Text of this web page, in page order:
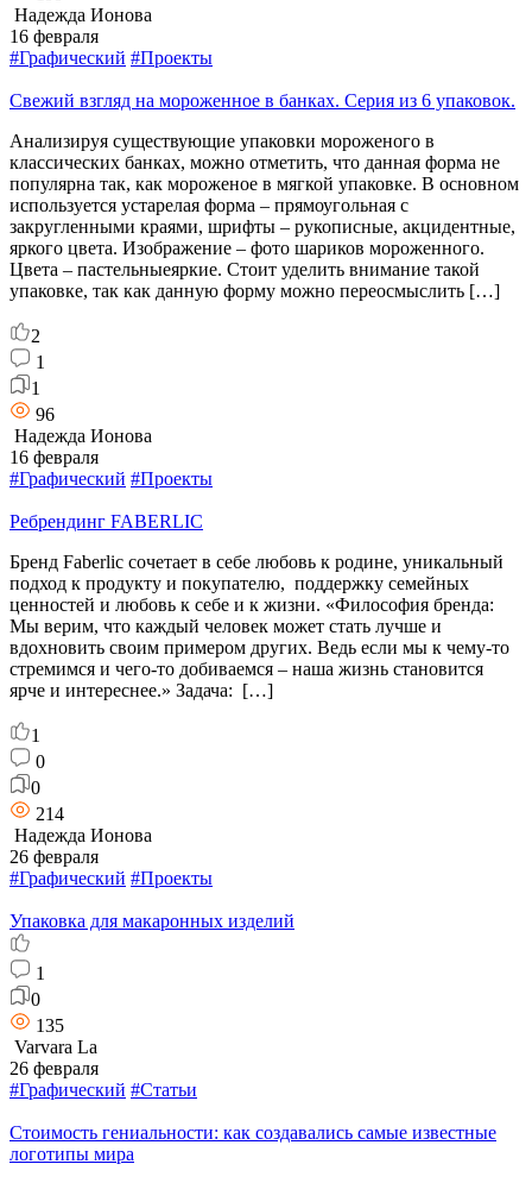
Надежда Ионова
16 февраля
#Графический #Проекты
Свежий взгляд на мороженное в банках. Серия из 6 упаковок.
Анализируя существующие упаковки мороженого в
классических банках, можно отметить, что данная форма не
популярна так, как мороженое в мягкой упаковке. В основном
используется устарелая форма – прямоугольная с
закругленными краями, шрифты – рукописные, акцидентные,
яркого цвета. Изображение – фото шариков мороженного.
Цвета – пастельныеяркие. Стоит уделить внимание такой
упаковке, так как данную форму можно переосмыслить […]
2
1
1
96
Надежда Ионова
16 февраля
#Графический #Проекты
Ребрендинг FABERLIC
Бренд Faberlic сочетает в себе любовь к родине, уникальный
подход к продукту и покупателю, поддержку семейных
ценностей и любовь к себе и к жизни. «Философия бренда:
Мы верим, что каждый человек может стать лучше и
вдохновить своим примером других. Ведь если мы к чему-то
стремимся и чего-то добиваемся – наша жизнь становится
ярче и интереснее.» Задача: […]
1
0
0
214
Надежда Ионова
26 февраля
#Графический #Проекты
Упаковка для макаронных изделий
1
0
135
Varvara La
26 февраля
#Графический #Статьи
Стоимость гениальности: как создавались самые известные
логотипы мира